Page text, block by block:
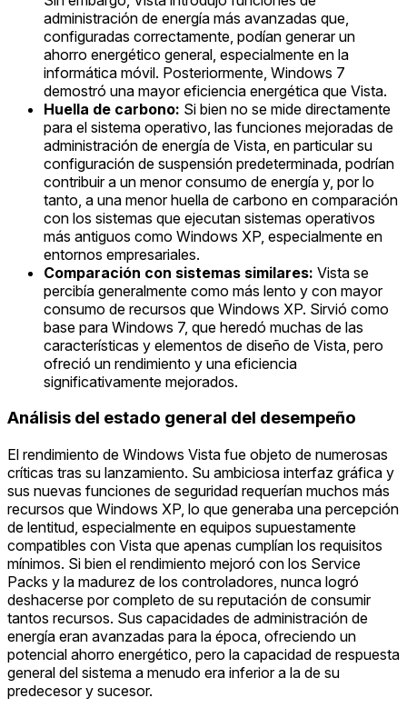
administración de energía más avanzadas que,
configuradas correctamente, podían generar un
ahorro energético general, especialmente en la
informática móvil. Posteriormente, Windows 7
demostró una mayor eficiencia energética que Vista.
Huella de carbono: Si bien no se mide directamente
para el sistema operativo, las funciones mejoradas de
administración de energía de Vista, en particular su
configuración de suspensión predeterminada, podrían
contribuir a un menor consumo de energía y, por lo
tanto, a una menor huella de carbono en comparación
con los sistemas que ejecutan sistemas operativos
más antiguos como Windows XP, especialmente en
entornos empresariales.
Comparación con sistemas similares: Vista se
percibía generalmente como más lento y con mayor
consumo de recursos que Windows XP. Sirvió como
base para Windows 7, que heredó muchas de las
características y elementos de diseño de Vista, pero
ofreció un rendimiento y una eficiencia
significativamente mejorados.
Análisis del estado general del desempeño
El rendimiento de Windows Vista fue objeto de numerosas
críticas tras su lanzamiento. Su ambiciosa interfaz gráfica y
sus nuevas funciones de seguridad requerían muchos más
recursos que Windows XP, lo que generaba una percepción
de lentitud, especialmente en equipos supuestamente
compatibles con Vista que apenas cumplían los requisitos
mínimos. Si bien el rendimiento mejoró con los Service
Packs y la madurez de los controladores, nunca logró
deshacerse por completo de su reputación de consumir
tantos recursos. Sus capacidades de administración de
energía eran avanzadas para la época, ofreciendo un
potencial ahorro energético, pero la capacidad de respuesta
general del sistema a menudo era inferior a la de su
predecesor y sucesor.